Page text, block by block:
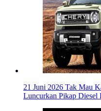
21 Juni 2026 Tak Mau
Luncurkan Pikap Diesel